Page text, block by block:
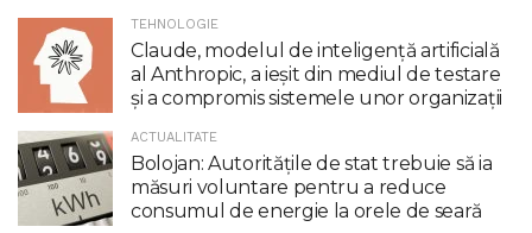
TEHNOLOGIE
Claude, modelul de inteligenţă artificială
al Anthropic, a ieşit din mediul de testare
şi a compromis sistemele unor organizaţii
ACTUALITATE
Bolojan: Autoritățile de stat trebuie să ia
măsuri voluntare pentru a reduce
consumul de energie la orele de seară